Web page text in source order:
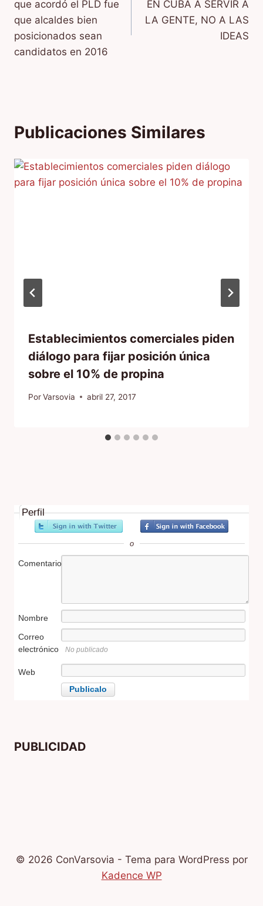
entradas
que acordó el PLD fue
que alcaldes bien
posicionados sean
candidatos en 2016
EN CUBA A SERVIR A
LA GENTE, NO A LAS
IDEAS
Publicaciones Similares
Establecimientos comerciales piden
diálogo para fijar posición única
sobre el 10% de propina
PorVarsovia abril 27, 2017
Perfil
o
Comentario
Nombre
Correo
electrónico
No publicado
Web
PUBLICIDAD
© 2026 ConVarsovia - Tema para WordPress por
Kadence WP